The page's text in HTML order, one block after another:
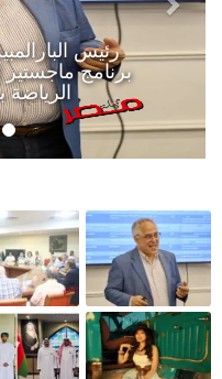
رئيس
برنامج ماجستير